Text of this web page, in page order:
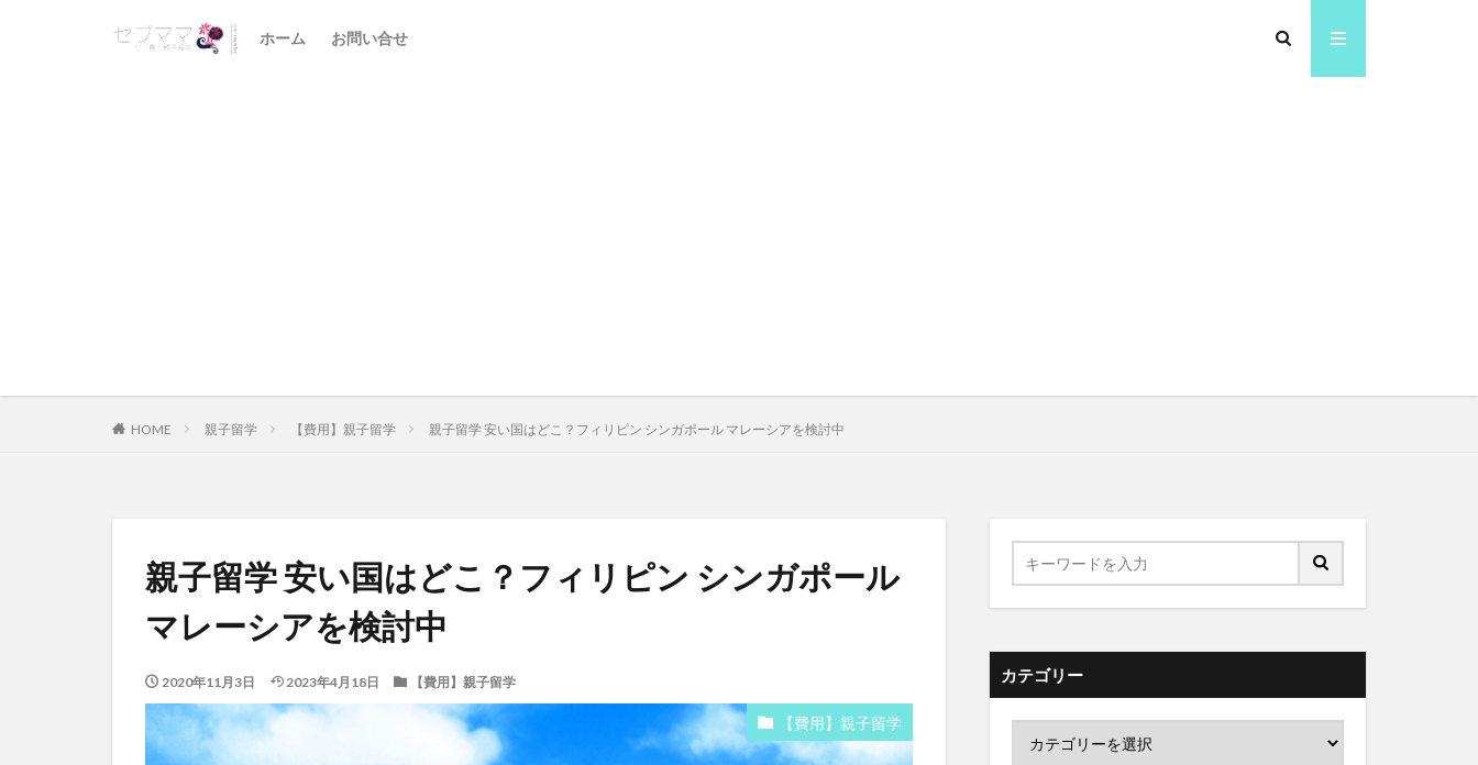
ホーム お問い合せ
HOME 親子留学 【費用】親子留学 親子留学 安い国はどこ？フィリピン シンガポール マレーシアを検討中
親子留学 安い国はどこ？フィリピン シンガポール
マレーシアを検討中
2020年11月3日 2023年4月18日 【費用】親子留学
【費用】親子留学
カテゴリー